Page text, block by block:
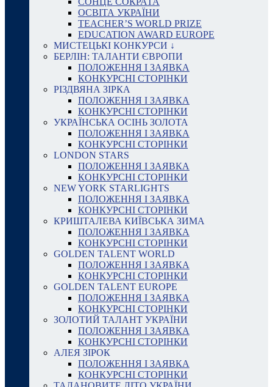
ОСВІТА УКРАЇНИ
TEACHER’S WORLD PRIZE
EDUCATION AWARD EUROPE
МИСТЕЦЬКІ КОНКУРСИ ↓
БЕРЛІН: ТАЛАНТИ ЄВРОПИ
ПОЛОЖЕННЯ І ЗАЯВКА
КОНКУРСНІ СТОРІНКИ
РІЗДВЯНА ЗІРКА
ПОЛОЖЕННЯ І ЗАЯВКА
КОНКУРСНІ СТОРІНКИ
УКРАЇНСЬКА ОСІНЬ ЗОЛОТА
ПОЛОЖЕННЯ І ЗАЯВКА
КОНКУРСНІ СТОРІНКИ
LONDON STARS
ПОЛОЖЕННЯ І ЗАЯВКА
КОНКУРСНІ СТОРІНКИ
NEW YORK STARLIGHTS
ПОЛОЖЕННЯ І ЗАЯВКА
КОНКУРСНІ СТОРІНКИ
КРИШТАЛЕВА КИЇВСЬКА ЗИМА
ПОЛОЖЕННЯ І ЗАЯВКА
КОНКУРСНІ СТОРІНКИ
GOLDEN TALENT WORLD
ПОЛОЖЕННЯ І ЗАЯВКА
КОНКУРСНІ СТОРІНКИ
GOLDEN TALENT EUROPE
ПОЛОЖЕННЯ І ЗАЯВКА
КОНКУРСНІ СТОРІНКИ
ЗОЛОТИЙ ТАЛАНТ УКРАЇНИ
ПОЛОЖЕННЯ І ЗАЯВКА
КОНКУРСНІ СТОРІНКИ
АЛЕЯ ЗІРОК
ПОЛОЖЕННЯ І ЗАЯВКА
КОНКУРСНІ СТОРІНКИ